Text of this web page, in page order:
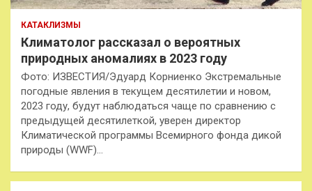
КАТАКЛИЗМЫ
Климатолог рассказал о вероятных
природных аномалиях в 2023 году
Фото: ИЗВЕСТИЯ/Эдуард Корниенко Экстремальные
погодные явления в текущем десятилетии и новом,
2023 году, будут наблюдаться чаще по сравнению с
предыдущей десятилеткой, уверен директор
Климатической программы Всемирного фонда дикой
природы (WWF)…